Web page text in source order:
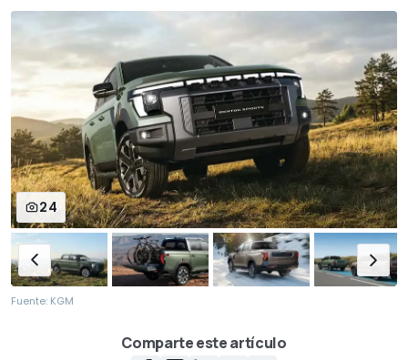
24
Fuente: KGM
Comparte este artículo